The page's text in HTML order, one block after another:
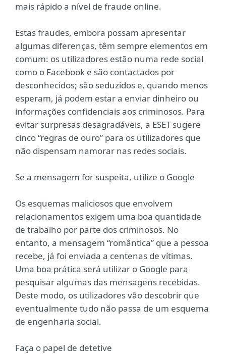
mais rápido a nível de fraude online.
Estas fraudes, embora possam apresentar
algumas diferenças, têm sempre elementos em
comum: os utilizadores estão numa rede social
como o Facebook e são contactados por
desconhecidos; são seduzidos e, quando menos
esperam, já podem estar a enviar dinheiro ou
informações confidenciais aos criminosos. Para
evitar surpresas desagradáveis, a ESET sugere
cinco “regras de ouro” para os utilizadores que
não dispensam namorar nas redes sociais.
Se a mensagem for suspeita, utilize o Google
Os esquemas maliciosos que envolvem
relacionamentos exigem uma boa quantidade
de trabalho por parte dos criminosos. No
entanto, a mensagem “romântica” que a pessoa
recebe, já foi enviada a centenas de vítimas.
Uma boa prática será utilizar o Google para
pesquisar algumas das mensagens recebidas.
Deste modo, os utilizadores vão descobrir que
eventualmente tudo não passa de um esquema
de engenharia social.
Faça o papel de detetive